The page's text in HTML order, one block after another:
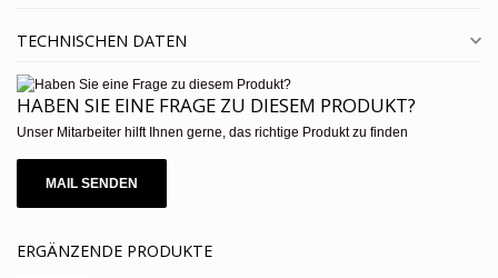
TECHNISCHEN DATEN
HABEN SIE EINE FRAGE ZU DIESEM PRODUKT?
Unser Mitarbeiter hilft Ihnen gerne, das richtige Produkt zu finden
MAIL SENDEN
ERGÄNZENDE PRODUKTE